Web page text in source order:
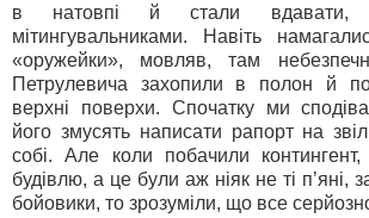
в натовпі й стали
мітингувальниками. Навіть
«оружейки», мовляв, там
Петрулевича захопили в полон й
верхні поверхи. Спочатку ми
його змусять написати рапорт на
собі. Але коли побачили
будівлю, а це були аж ніяк не ті п’яні,
бойовики, то зрозуміли, що все